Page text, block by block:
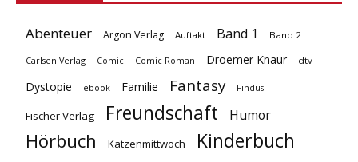
Abenteuer Argon Verlag Auftakt Band 1 Band 2
Carlsen Verlag Comic Comic Roman Droemer Knaur dtv
Dystopie ebook Familie Fantasy Findus
Fischer Verlag Freundschaft Humor
Hörbuch Katzenmittwoch Kinderbuch